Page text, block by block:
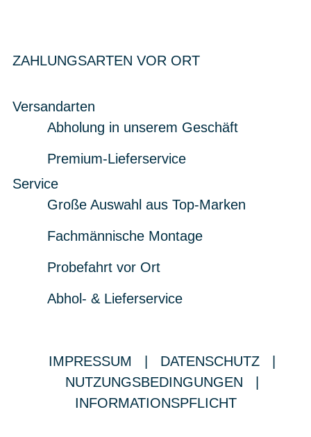
ZAHLUNGSARTEN VOR ORT
Versandarten
Abholung in unserem Geschäft
Premium-Lieferservice
Service
Große Auswahl aus Top-Marken
Fachmännische Montage
Probefahrt vor Ort
Abhol- & Lieferservice
IMPRESSUM DATENSCHUTZ
NUTZUNGSBEDINGUNGEN
INFORMATIONSPFLICHT